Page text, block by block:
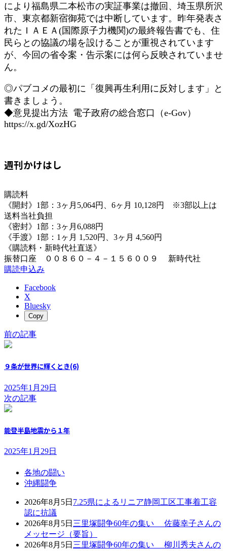
により福島県二本松市の実証事業は撤回、埼玉県所沢
市、東京都新宿御苑では中断しています。昨年発表さ
れたＩＡＥＡ(国際原子力機関)の最終報告書でも、住
民らとの協議の場を設けることが重視されています
が、今回の省令案・告示案には何ら反映されていませ
ん。
◎パブコメの最初に「復興再生利用に反対します」と
書きましょう。
◆意見提出方法 電子政府の総合窓口（e-Gov）
https://x.gd/XozHG
週刊かけはし
購読料
《開封》1部：3ヶ月5,064円、6ヶ月 10,128円 ※3部以上は
送料当社負担
《密封》1部：3ヶ月6,088円
《手渡》1部：1ヶ月 1,520円、3ヶ月 4,560円
《購読料・新時代社直送》
振替口座 ００８６０－４－１５６００９ 新時代社
購読申込み
Facebook
X
Bluesky
Copy
前の記事
９条が世界に輝くとき(6)
2025年1月29日
次の記事
能登半島地震から１年
2025年1月29日
各地の闘い
沖縄闘争
2026年8月5日 7.25県によるリニア静岡工区工事着工容
認に抗議
2026年8月5日 三里塚闘争60年の集い 佐藤幸子さんの
メッセージ（要旨）
2026年8月5日 三里塚闘争60年の集い 柳川秀夫さんの